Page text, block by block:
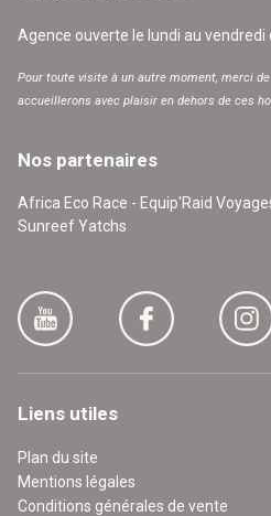
Agence ouverte le lundi au vendredi
Pour toute visite à un autre moment, merci
accueillerons avec plaisir en dehors de ces
Nos partenaires
Africa Eco Race - Equip'Raid
Sunreef Yatchs
Liens utiles
Plan du site
Mentions légales
Conditions générales de vente